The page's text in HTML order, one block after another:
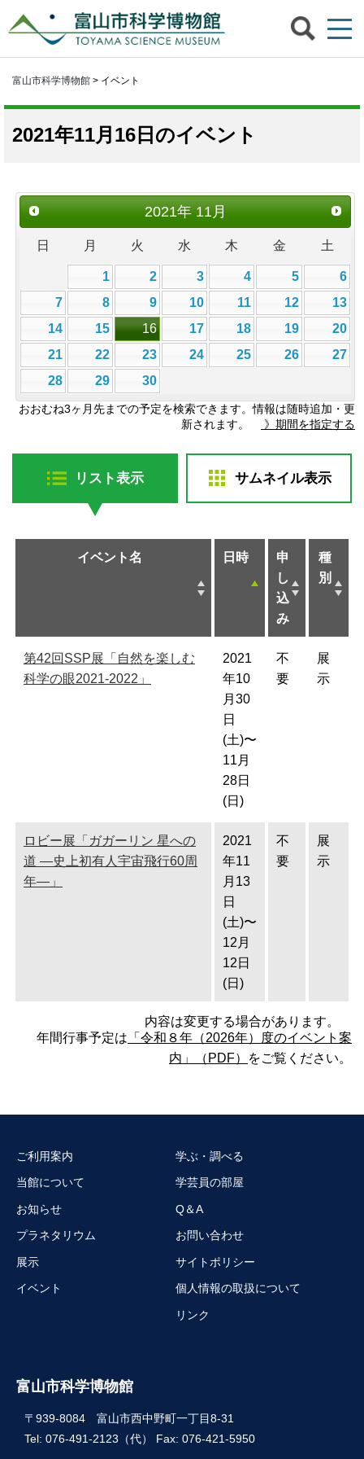
富山市科学博物館 > イベント
2021年11月16日のイベント
2021年11月
日 月 火 水 木 金 土
1 2 3 4 5
6
7
8 9 10 11 12
13
14
15 16 17 18 19
20
21
22 23 24 25 26
27
28
29 30
おおむね3ヶ月先までの予定を検索できます。情報は随時追加・更
新されます。
》期間を指定する
リスト表示 サムネイル表示
イベント名 日時
申
し
込
み
種
別
第42回SSP展「自然を楽しむ
科学の眼2021-2022」
2021
年10
月30
日
(土)〜
11月
28日
(日)
不
要
展
示
ロビー展「ガガーリン 星への
道 ―史上初有人宇宙飛行60周
年―」
2021
年11
月13
日
(土)〜
12月
12日
(日)
不
要
展
示
内容は変更する場合があります。
年間行事予定は 「令和８年（2026年）度のイベント案
内」（PDF）
をご覧ください。
富山市科学博物館
〒939-8084 富山市西中野町一丁目8-31
Tel: 076-491-2123（代） Fax: 076-421-5950
ご利用案内
当館について
お知らせ
プラネタリウム
展示
イベント
学ぶ・調べる
学芸員の部屋
Q＆A
お問い合わせ
サイトポリシー
個人情報の取扱について
リンク